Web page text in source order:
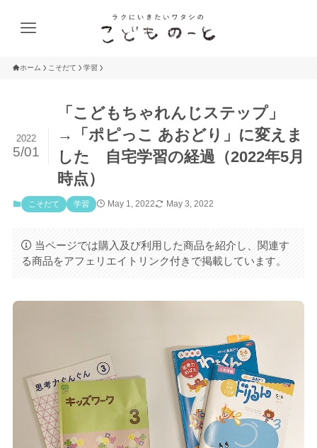
ホーム こそだて 学習
「こどもちゃれんじステップ」
→「ポピっこ あおどり」に変えま
した 自宅学習の経過（2022年5月
時点）
2022
5/01
こそだて 学習 May 1, 2022 May 3, 2022
当ページでは購入及び利用した商品を紹介し、関連す
る商品をアフェリエイトリンク付きで掲載しています。